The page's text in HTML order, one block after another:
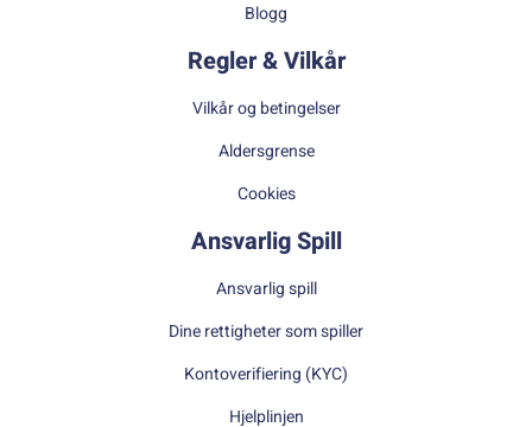
Blogg
Regler & Vilkår
Vilkår og betingelser
Aldersgrense
Cookies
Ansvarlig Spill
Ansvarlig spill
Dine rettigheter som spiller
Kontoverifiering (KYC)
Hjelplinjen